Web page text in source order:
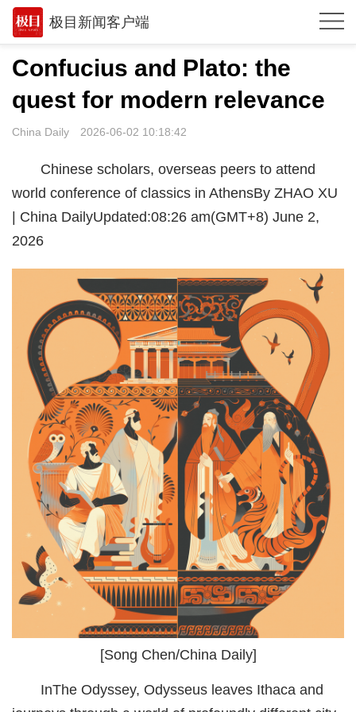
极目新闻客户端
推荐
观点
时政
武汉
世相
极客圈
经济
城建
科教
健康
悠游
相亲
汽车
房产
消费
Confucius and Plato: the
quest for modern relevance
China Daily 2026-06-02 10:18:42
Chinese scholars, overseas peers to attend
world conference of classics in AthensBy ZHAO XU
| China DailyUpdated:08:26 am(GMT+8) June 2,
2026
[Song Chen/China Daily]
InThe Odyssey, Odysseus leaves Ithaca and